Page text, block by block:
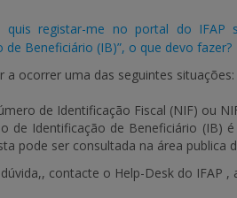
quis registar-me no portal do IFAP
de Beneficiário (IB)”, o que devo fazer?
a ocorrer uma das seguintes situações:
de Identificação Fiscal (NIF) ou
de Identificação de Beneficiário (IB)
pode ser consultada na área publica
contacte o Help-Desk do IFAP